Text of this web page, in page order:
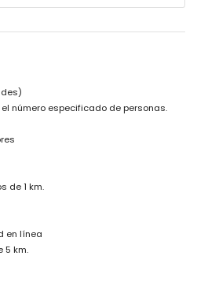
(a menos de 100 kilómetros de
Valencia (> 100 kilómetros)
para familias con niños
en el precio del alquiler de la
de emergencia las 24 horas
acondicionado
extra
para niños (bajo demanda)
número especificado de personas.
de 1 km.
en línea
5 km.